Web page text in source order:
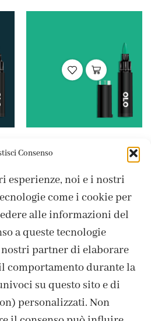
Consenso
esperienze, noi e i nostri
come i cookie per
alle informazioni del
a queste tecnologie
partner di elaborare
comportamento durante la
su questo sito e di
personalizzati. Non
OLO
4,95€